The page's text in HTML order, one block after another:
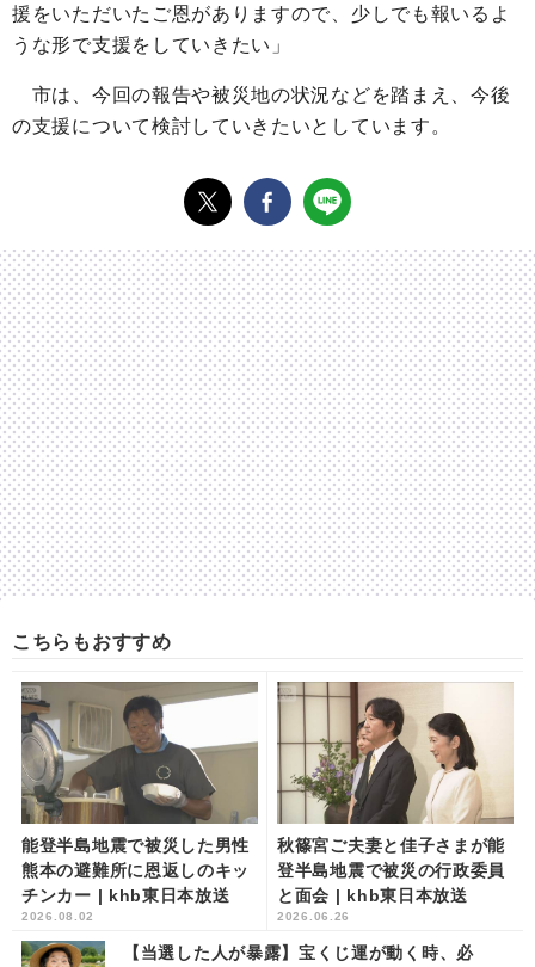
援をいただいたご恩がありますので、少しでも報いるよ
うな形で支援をしていきたい」
市は、今回の報告や被災地の状況などを踏まえ、今後
の支援について検討していきたいとしています。
こちらもおすすめ
能登半島地震で被災した男性
熊本の避難所に恩返しのキッ
チンカー | khb東日本放送
2026.08.02
秋篠宮ご夫妻と佳子さまが能
登半島地震で被災の行政委員
と面会 | khb東日本放送
2026.06.26
【当選した人が暴露】宝くじ運が動く時、必